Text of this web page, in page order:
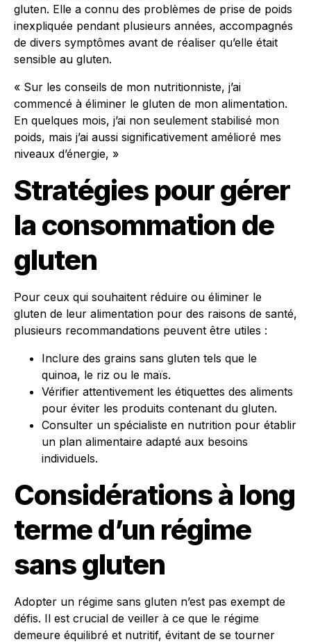
gluten. Elle a connu des problèmes de prise de poids
inexpliquée pendant plusieurs années, accompagnés
de divers symptômes avant de réaliser qu’elle était
sensible au gluten.
« Sur les conseils de mon nutritionniste, j’ai
commencé à éliminer le gluten de mon alimentation.
En quelques mois, j’ai non seulement stabilisé mon
poids, mais j’ai aussi significativement amélioré mes
niveaux d’énergie, »
Stratégies pour gérer
la consommation de
gluten
Pour ceux qui souhaitent réduire ou éliminer le
gluten de leur alimentation pour des raisons de santé,
plusieurs recommandations peuvent être utiles :
Inclure des grains sans gluten tels que le
quinoa, le riz ou le maïs.
Vérifier attentivement les étiquettes des aliments
pour éviter les produits contenant du gluten.
Consulter un spécialiste en nutrition pour établir
un plan alimentaire adapté aux besoins
individuels.
Considérations à long
terme d’un régime
sans gluten
Adopter un régime sans gluten n’est pas exempt de
défis. Il est crucial de veiller à ce que le régime
demeure équilibré et nutritif, évitant de se tourner